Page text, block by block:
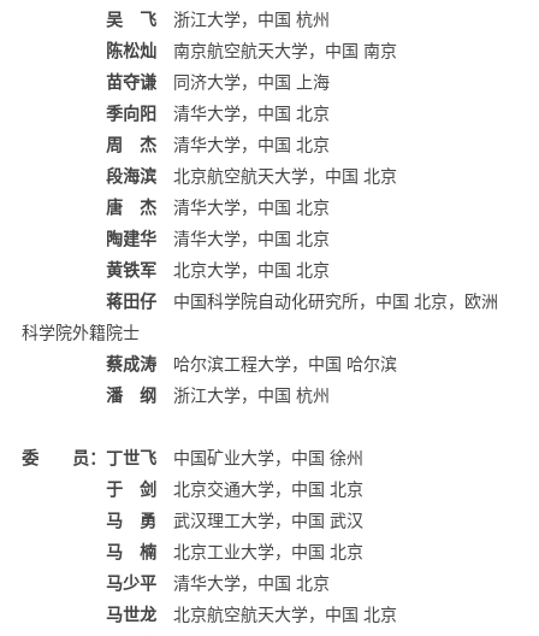
吴 飞 浙江大学，中国 杭州
陈松灿 南京航空航天大学，中国 南京
苗夺谦 同济大学，中国 上海
季向阳
清华大学，中国 北京
周 杰 清华大学，中国 北京
段海滨 北京航空航天大学，中国 北京
唐 杰 清华大学，中国 北京
陶建华 清华大学，中国 北京
黄铁军 北京大学，中国 北京
蒋田仔 中国科学院自动化研究所，中国 北京，欧洲
科学院外籍院士
蔡成涛 哈尔滨工程大学，中国 哈尔滨
潘 纲
浙江大学，中国 杭州
委 员： 丁世飞 中国矿业大学，中国 徐州
于 剑
北京交通大学，中国 北京
马 勇 武汉理工大学，中国 武汉
马 楠 北京工业大学，中国 北京
马少平 清华大学，中国 北京
马世龙 北京航空航天大学，中国 北京